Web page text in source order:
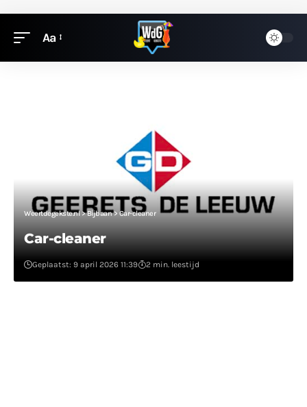
Aa
Weertdegekste.nl>Bijbaan> Car-cleaner
Car-cleaner
Geplaatst: 9 april 2026 11:39 2 min. leestijd